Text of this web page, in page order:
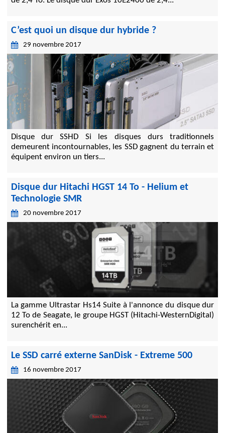
C’est quoi un disque dur hybride ?
29 novembre 2017
Disque dur SSHD Si les disques durs traditionnels
demeurent incontournables, les SSD gagnent du terrain et
équipent environ un tiers...
Disque dur Hitachi HGST 14 To - Helium et
Technologie SMR
20 novembre 2017
La gamme Ultrastar Hs14 Suite à l'annonce du disque dur
12 To de Seagate, le groupe HGST (Hitachi-WesternDigital)
surenchérit en...
Le SSD carré externe SanDisk - Extreme 500
16 novembre 2017